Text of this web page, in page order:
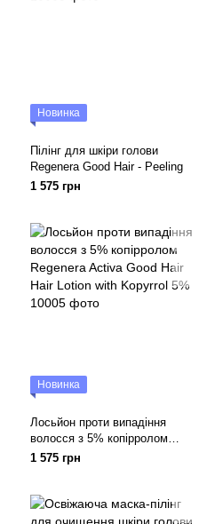
Новинка
Пілінг для шкіри голови
Regenera Good Hair - Peeling
1 575 грн
Новинка
Лосьйон проти випадіння
волосся з 5% копірролом
Regenera Activa Good Hair Hair
1 575 грн